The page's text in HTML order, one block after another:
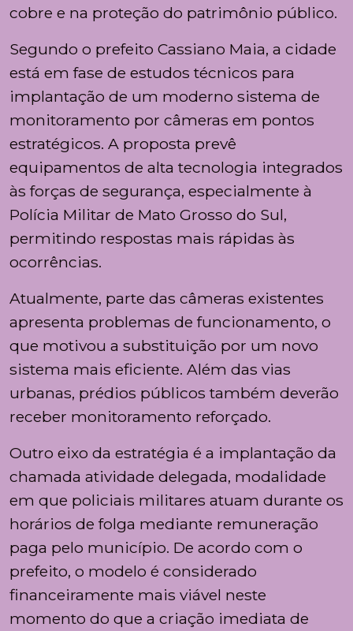
cobre e na proteção do patrimônio público.
Segundo o prefeito Cassiano Maia, a cidade
está em fase de estudos técnicos para
implantação de um moderno sistema de
monitoramento por câmeras em pontos
estratégicos. A proposta prevê
equipamentos de alta tecnologia integrados
às forças de segurança, especialmente à
Polícia Militar de Mato Grosso do Sul,
permitindo respostas mais rápidas às
ocorrências.
Atualmente, parte das câmeras existentes
apresenta problemas de funcionamento, o
que motivou a substituição por um novo
sistema mais eficiente. Além das vias
urbanas, prédios públicos também deverão
receber monitoramento reforçado.
Outro eixo da estratégia é a implantação da
chamada atividade delegada, modalidade
em que policiais militares atuam durante os
horários de folga mediante remuneração
paga pelo município. De acordo com o
prefeito, o modelo é considerado
financeiramente mais viável neste
momento do que a criação imediata de